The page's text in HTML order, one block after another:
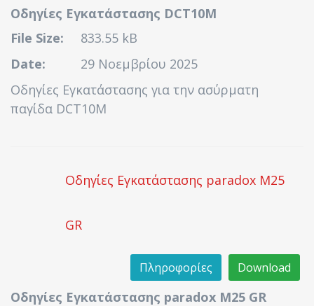
Οδηγίες Εγκατάστασης DCT10M
File Size:
833.55 kB
Date:
29 Νοεμβρίου 2025
Οδηγίες Εγκατάστασης για την ασύρματη
παγίδα DCT10M
Οδηγίες Εγκατάστασης paradox M25
GR
Download
Πληροφορίες
Οδηγίες Εγκατάστασης paradox M25 GR